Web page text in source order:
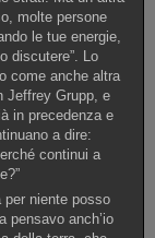
molte persone
le tue energie,
discutere”. Lo
come anche altra
Jeffrey Grupp, e
in precedenza e
a dire:
continui a
niente posso
pensavo anch’io